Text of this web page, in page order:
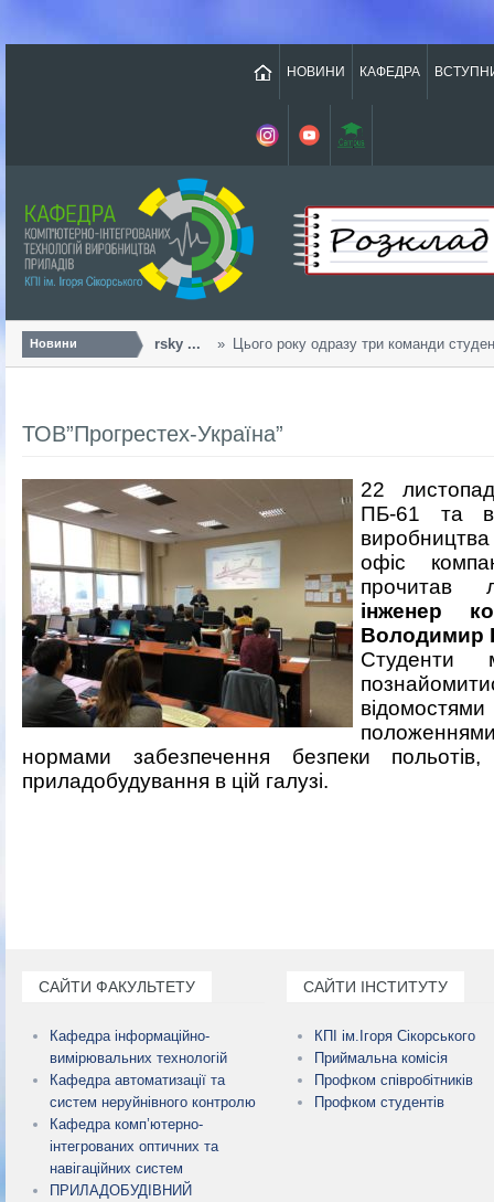
НОВИНИ КАФЕДРА
Новини
Урожайний «Sikorsky ... Цього року одразу три команди
ТОВ”Прогрестех-Україна”
22
ПБ-61 та
виробництва
офіс
прочитав
інженер
Володимир
Студенти
нормами забезпечення безпеки
приладобудування в цій галузі.
САЙТИ ФАКУЛЬТЕТУ
Кафедра інформаційно-
вимірювальних технологій
Кафедра автоматизації та
систем неруйнівного контролю
Кафедра комп’ютерно-
інтегрованих оптичних та
навігаційних систем
ПРИЛАДОБУДІВНИЙ
САЙТИ ІНСТИТУТУ
КПІ ім.Ігоря Сікорського
Приймальна комісія
Профком співробітників
Профком студентів